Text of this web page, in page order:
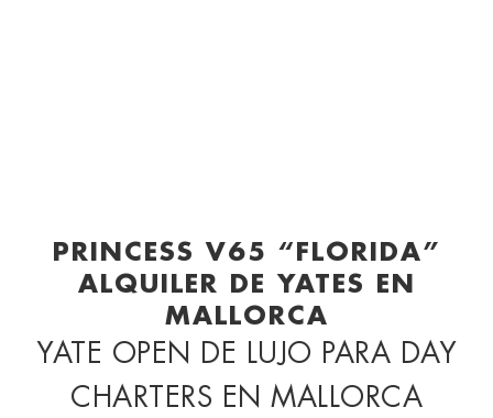
PRINCESS V65 “FLORIDA”
ALQUILER DE YATES EN
MALLORCA
YATE OPEN DE LUJO PARA DAY
CHARTERS EN MALLORCA